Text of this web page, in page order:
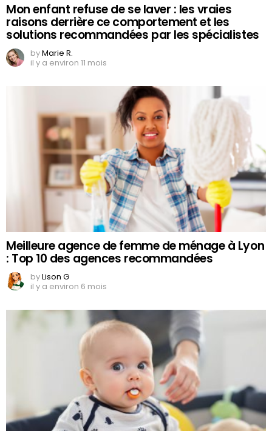
Mon enfant refuse de se laver : les vraies
raisons derrière ce comportement et les
solutions recommandées par les spécialistes
byMarie R.
il y a environ 11 mois
Meilleure agence de femme de ménage à Lyon
: Top 10 des agences recommandées
byLison G
il y a environ 6 mois